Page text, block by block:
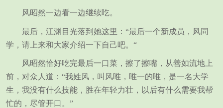
风昭然一边看一边继续吃。
最后，江渊目光落到她这里：“最后一个新成员，风同
学，请上来和大家介绍一下自己吧。“
风昭然恰好吃完最后一口菜，擦了擦嘴，从善如流地上
前，对众人道：“我姓风，叫风唯，唯一的唯，是一名大学
生，我没有什么技能，胜在年轻力壮，以后有什么需要我帮
忙的，尽管开口。”